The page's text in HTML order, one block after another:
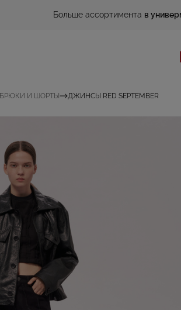
Больше ассортимента в
БРЮКИ И ШОРТЫ ДЖИНСЫ RED SEPTEMBER